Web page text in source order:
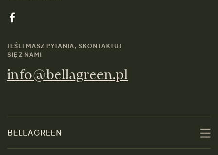
JEŚLI MASZ PYTANIA, SKONTAKTUJ
SIĘ Z NAMI
info@bellagreen.pl
BELLAGREEN